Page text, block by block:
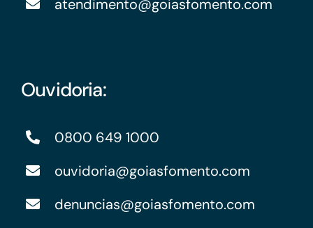
atendimento@goiasfomento.com
Ouvidoria:
0800 649 1000
ouvidoria@goiasfomento.com
denuncias@goiasfomento.com